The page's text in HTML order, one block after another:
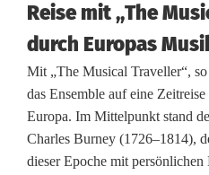
g
e
i
s
t
Reise mit „The
durch Europas
Mit „The Musical Traveller“,
das Ensemble auf eine
Europa. Im Mittelpunkt stand
Charles Burney (1726–1814),
dieser Epoche mit persönlichen